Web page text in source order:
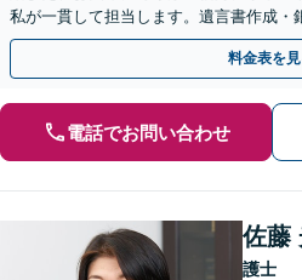
私が一貫して担当します。遺言書作成・
スもお任せください【チカホ直結／駐車
料金表を
電話でお問い合わせ
佐藤
護士